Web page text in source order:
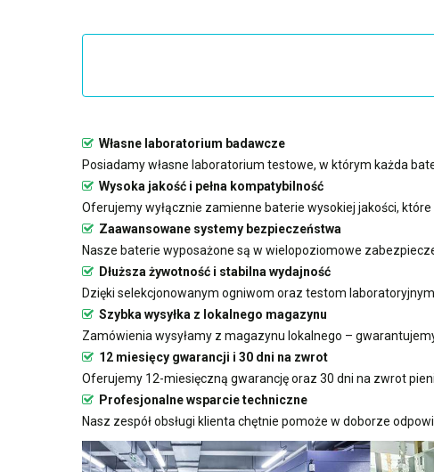
Własne laboratorium badawcze
Posiadamy własne laboratorium testowe, w którym każda
Wysoka jakość i pełna kompatybilność
Oferujemy wyłącznie zamienne baterie wysokiej jakości,
Zaawansowane systemy bezpieczeństwa
Nasze baterie wyposażone są w wielopoziomowe
Dłuższa żywotność i stabilna wydajność
Dzięki selekcjonowanym ogniwom oraz testom
Szybka wysyłka z lokalnego magazynu
Zamówienia wysyłamy z magazynu lokalnego –
12 miesięcy gwarancji i 30 dni na zwrot
Oferujemy 12-miesięczną gwarancję oraz 30 dni na zwrot
Profesjonalne wsparcie techniczne
Nasz zespół obsługi klienta chętnie pomoże w doborze